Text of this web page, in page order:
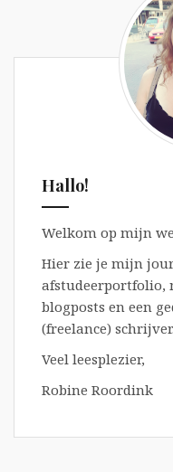
Hallo!
Welkom op mijn
Hier zie je mijn
afstudeerportfolio,
blogposts en een
(freelance) schrijver.
Veel leesplezier,
Robine Roordink